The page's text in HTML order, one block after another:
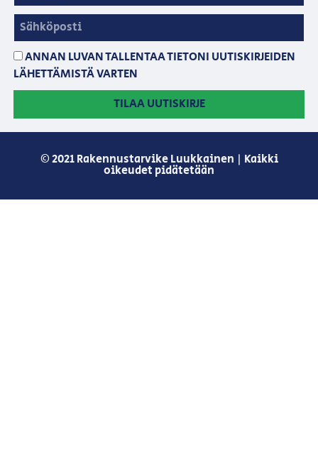
ANNAN LUVAN TALLENTAA TIETONI UUTISKIRJEIDEN
LÄHETTÄMISTÄ VARTEN
TILAA UUTISKIRJE
© 2021 Rakennustarvike Luukkainen | Kaikki
oikeudet pidätetään